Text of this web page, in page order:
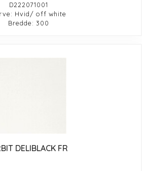
D222071001
Hvid/ off white
Bredde: 300
DELIBLACK FR